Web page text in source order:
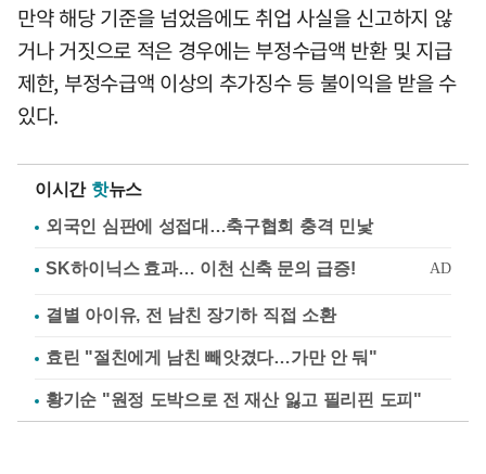
만약 해당 기준을 넘었음에도 취업 사실을 신고하지 않
거나 거짓으로 적은 경우에는 부정수급액 반환 및 지급
제한, 부정수급액 이상의 추가징수 등 불이익을 받을 수
있다.
이시간 핫뉴스
외국인 심판에 성접대…축구협회 충격 민낯
결별 아이유, 전 남친 장기하 직접 소환
효린 "절친에게 남친 빼앗겼다…가만 안 둬"
황기순 "원정 도박으로 전 재산 잃고 필리핀 도피"